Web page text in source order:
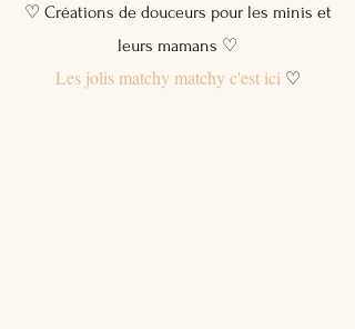
♡ Créations de douceurs pour les minis et
leurs mamans ♡
Les jolis matchy matchy c'est ici♡